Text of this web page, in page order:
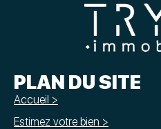
PLAN DU SITE
Accueil >
Estimez votre bien >